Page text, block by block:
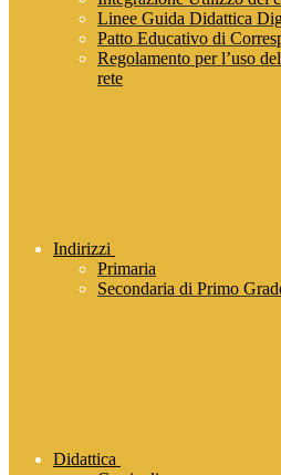
Linee Guida Didattica
Patto Educativo di
Regolamento per l’uso
rete
Indirizzi
Primaria
Secondaria di Primo
Didattica